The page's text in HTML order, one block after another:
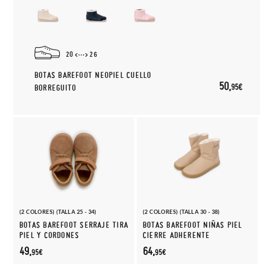
20 26
BOTAS BAREFOOT NEOPIEL CUELLO
BORREGUITO
50,95€
(2 COLORES) (TALLA 25 - 34)
BOTAS BAREFOOT SERRAJE TIRA
PIEL Y CORDONES
49,95€
(2 COLORES) (TALLA 30 - 38)
BOTAS BAREFOOT NIÑAS PIEL
CIERRE ADHERENTE
64,95€